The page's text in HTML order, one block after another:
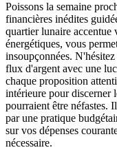
Poissons la semaine
financières inédites
quartier lunaire accentue
énergétiques, vous
insoupçonnées.
flux d'argent avec une
chaque proposition
intérieure pour discerner
pourraient être néfastes.
par une pratique
sur vos dépenses
nécessaire.